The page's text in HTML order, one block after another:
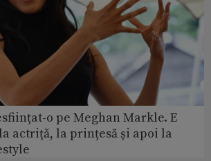
o pe Meghan Markle. E
actriță, la prințesă și apoi la